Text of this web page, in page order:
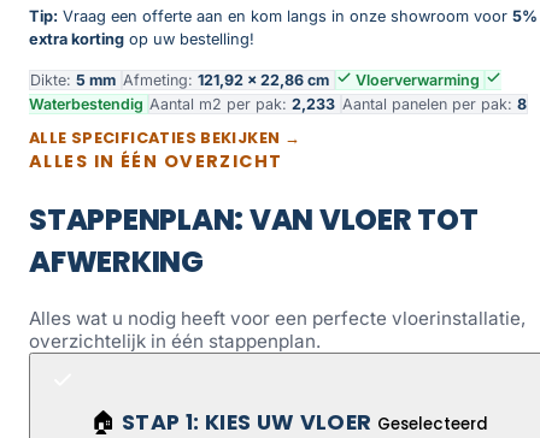
Tip: Vraag een offerte aan en kom langs in onze showroom voor 5%
extra korting op uw bestelling!
Dikte: 5 mm Afmeting: 121,92 × 22,86 cm
Vloerverwarming
Waterbestendig Aantal m2 per pak: 2,233 Aantal panelen per pak: 8
ALLE SPECIFICATIES BEKIJKEN →
ALLES IN ÉÉN OVERZICHT
STAPPENPLAN: VAN VLOER TOT
AFWERKING
Alles wat u nodig heeft voor een perfecte vloerinstallatie,
overzichtelijk in één stappenplan.
🏠 STAP 1: KIES UW VLOER Geselecteerd